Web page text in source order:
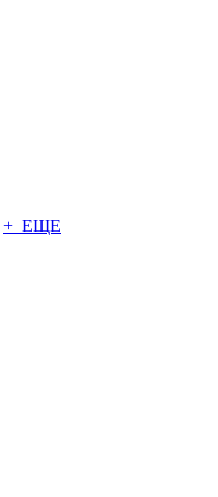
+ ЕЩЕ